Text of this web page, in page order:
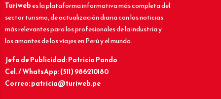
Turiwebes la plataforma informativa más completa del
sector turismo, de actualización diaria con las noticias
más relevantes para los profesionales de la industria y
los amantes de los viajes en Perú y el mundo.
Jefa de Publicidad: Patricia Pando
Cel. / WhatsApp: (511) 986210180
Correo: patricia@turiweb.pe